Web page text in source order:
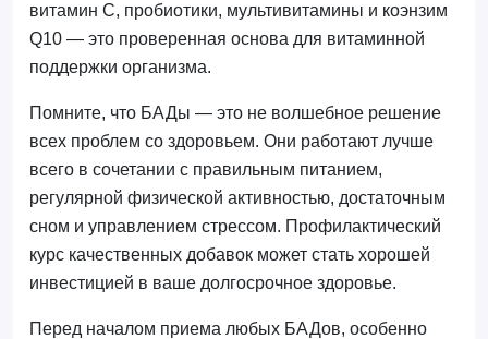
витамин C, пробиотики, мультивитамины и коэнзим
Q10 — это проверенная основа для витаминной
поддержки организма.
Помните, что БАДы — это не волшебное решение
всех проблем со здоровьем. Они работают лучше
всего в сочетании с правильным питанием,
регулярной физической активностью, достаточным
сном и управлением стрессом. Профилактический
курс качественных добавок может стать хорошей
инвестицией в ваше долгосрочное здоровье.
Перед началом приема любых БАДов, особенно